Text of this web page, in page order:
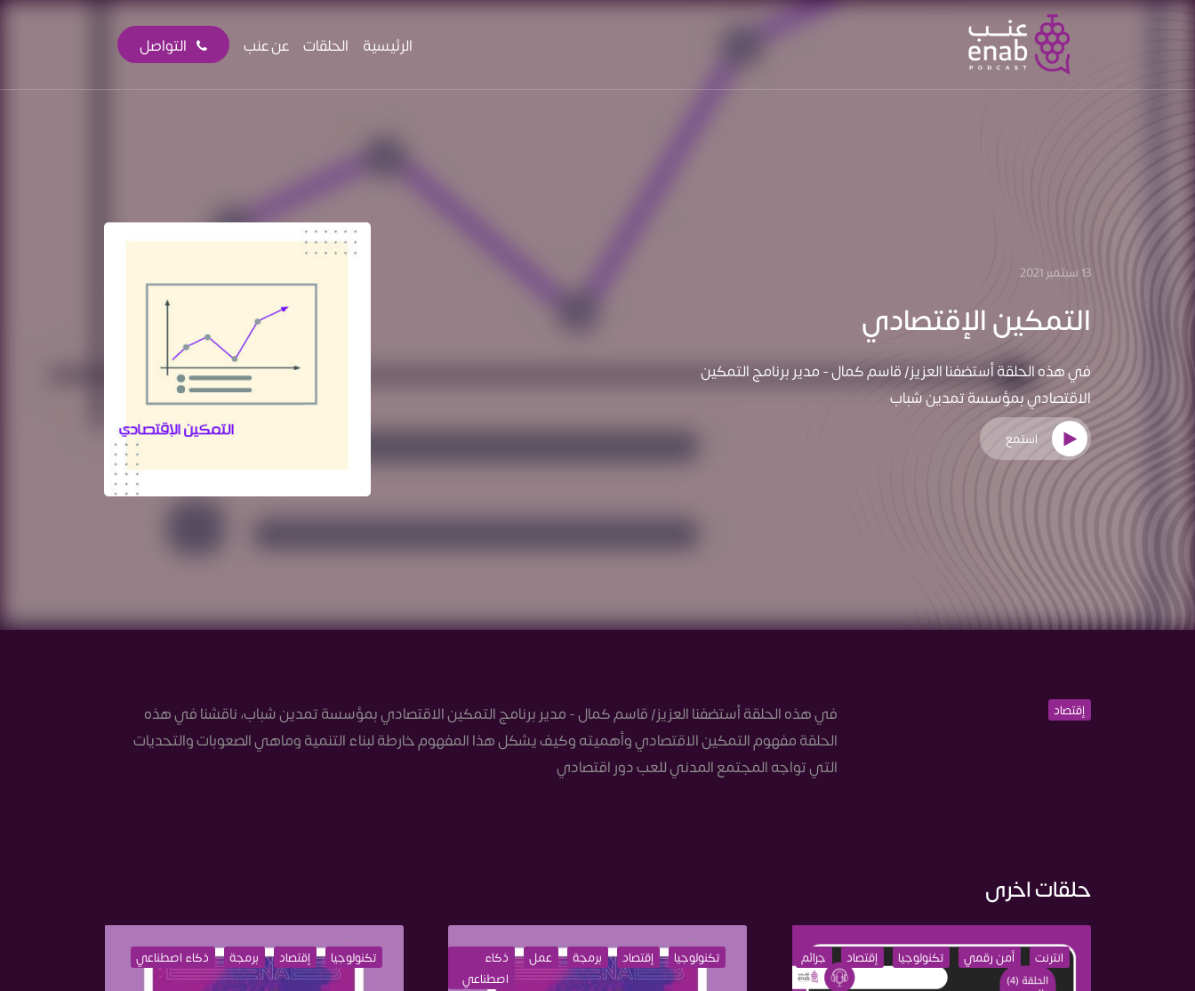
الرئيسية الحلقات عن عنب التواصل
13 سبتمبر 2021
التمكين الإقتصادي
في هذه الحلقة أستضفنا العزيز/ قاسم كمال - مدير برنامج التمكين
الاقتصادي بمؤسسة تمدين شباب
استمع
إقتصاد
في هذه الحلقة أستضفنا العزيز/ قاسم كمال - مدير برنامج التمكين الاقتصادي بمؤسسة تمدين شباب، ناقشنا في هذه
الحلقة مفهوم التمكين الاقتصادي وأهميته وكيف يشكل هذا المفهوم خارطة لبناء التنمية وماهي الصعوبات والتحديات
التي تواجه المجتمع المدني للعب دور اقتصادي
حلقات اخرى
انترنت أمن رقمي تكنولوجيا إقتصاد جرائم تكنولوجيا إقتصاد برمجة عمل
ذكاء
اصطناعي
تكنولوجيا إقتصاد برمجة ذكاء اصطناعي